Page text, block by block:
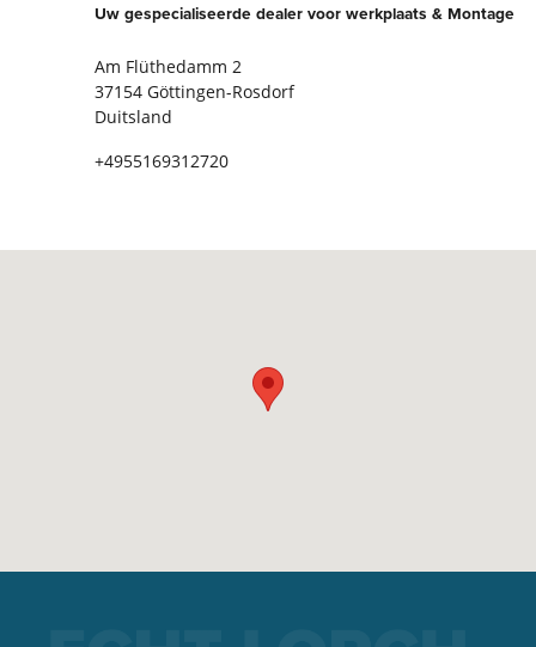
Uw gespecialiseerde dealer voor werkplaats & Montage
Am Flüthedamm 2
37154 Göttingen-Rosdorf
Duitsland
+4955169312720